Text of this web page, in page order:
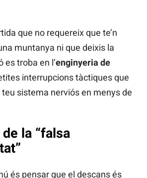
que no requereix que te’n
muntanya ni que deixis la
es troba en l’enginyeria de
interrupcions tàctiques que
sistema nerviós en menys de
la “falsa
és pensar que el descans és